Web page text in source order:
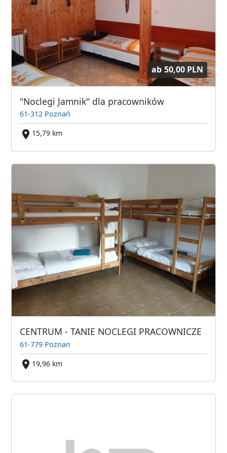
ab 50,00 PLN
"Noclegi Jamnik" dla pracowników
61-312 Poznań
15,79 km
CENTRUM - TANIE NOCLEGI PRACOWNICZE
61-779 Poznan
19,96 km